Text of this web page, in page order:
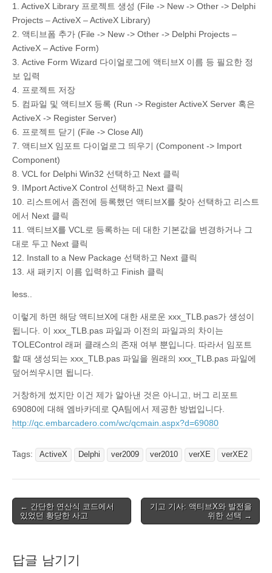
1. ActiveX Library 프로젝트 생성 (File -> New -> Other -> Delphi
Projects – ActiveX – ActiveX Library)
2. 액티브폼 추가 (File -> New -> Other -> Delphi Projects –
ActiveX – Active Form)
3. Active Form Wizard 다이얼로그에 액티브X 이름 등 필요한 정
보 입력
4. 프로젝트 저장
5. 컴파일 및 액티브X 등록 (Run -> Register ActiveX Server 혹은
ActiveX -> Register Server)
6. 프로젝트 닫기 (File -> Close All)
7. 액티브X 임포트 다이얼로그 띄우기 (Component -> Import
Component)
8. VCL for Delphi Win32 선택하고 Next 클릭
9. IMport ActiveX Control 선택하고 Next 클릭
10. 리스트에서 좀전에 등록했던 액티브X를 찾아 선택하고 리스트
에서 Next 클릭
11. 액티브X를 VCL로 등록하는 데 대한 기본값을 변경하거나 그
대로 두고 Next 클릭
12. Install to a New Package 선택하고 Next 클릭
13. 새 패키지 이름 입력하고 Finish 클릭
less..
이렇게 하면 해당 액티브X에 대한 새로운 xxx_TLB.pas가 생성이
됩니다. 이 xxx_TLB.pas 파일과 이전의 파일과의 차이는
TOLEControl 래퍼 클래스의 존재 여부 뿐입니다. 따라서 임포트
할 때 생성되는 xxx_TLB.pas 파일을 원래의 xxx_TLB.pas 파일에
덮어씌우시면 됩니다.
거창하게 썼지만 이건 제가 알아낸 것은 아니고, 버그 리포트
69080에 대해 엠바카데로 QA팀에서 제공한 방법입니다.
http://qc.embarcadero.com/wc/qcmain.aspx?d=69080
Tags: ActiveX Delphi ver2009 ver2010 verXE verXE2
Post
navigation
← 간단한 연산식 코드에서
있었던 황당한 사고
기고 기사: 액티브X와 발전을
위한 선택 →
답글 남기기